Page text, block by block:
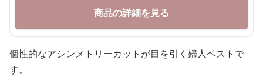
商品の詳細を見る
個性的なアシンメトリーカットが目を引く婦人ベストで
す。